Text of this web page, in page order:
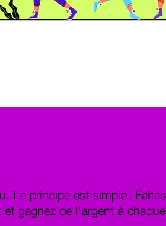
Le principe est simple ! Faites
gagnez de l’argent à chaque